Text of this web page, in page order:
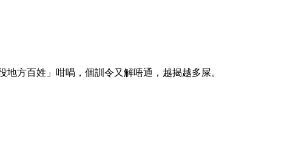
方百姓」咁喎，個訓令又解唔通，越揭越多屎。